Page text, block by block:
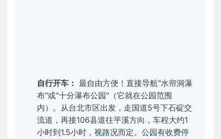
自行开车： 最自由方便！直接导航"水帘洞瀑
布"或"十分瀑布公园"（它就在公园范围
内）。从台北市区出发，走国道5号下石碇交
流道，再接106县道往平溪方向，车程大约1
小时到1.5小时，视路况而定。公园有收费停